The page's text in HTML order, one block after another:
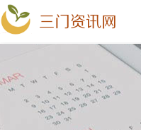
三门资讯网